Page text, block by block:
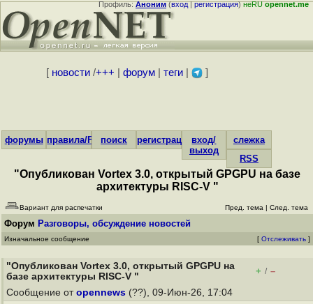
Профиль:Аноним(вход|регистрация)неRUopennet.me
[ новости/+++ форум| теги| ]
форумы правила/FAQпоиск регистрациявход/
выход
слежка
RSS
"Опубликован Vortex 3.0, открытый GPGPU на базе
архитектуры RISC-V "
Вариант для распечатки Пред. тема | След. тема
Форум Разговоры, обсуждение новостей
Изначальное сообщение [ Отслеживать ]
"Опубликован Vortex 3.0, открытый GPGPU на
базе архитектуры RISC-V "
+ / –
Сообщение от opennews (??), 09-Июн-26, 17:04